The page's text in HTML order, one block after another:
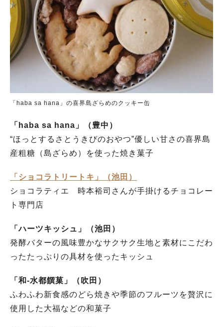
「haba sa hana」の喜界島ざらめのクッキー缶
「haba sa hana」（豊中）
“ほっとするさとうきびのおやつ”優しい甘さの喜界島
産粗糖（島ざらめ）を使った焼き菓子
「ショコラトリートキ」（池田）
ショコラティエ 時本裕司さんが手掛けるチョコレー
ト専門店
「ハーツキッシュ」（池田）
発酵バターの風味豊かなサクサク生地と素材にこだわ
ったたっぷりの具材を使ったキッシュ
「和‐水都饌菓」（吹田）
ふわふわ新食感のどら焼きや季節のフルーツを贅沢に
使用した大福などの和菓子